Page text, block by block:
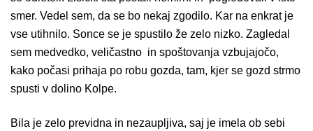
smer. Vedel sem, da se bo nekaj zgodilo. Kar na enkrat je
vse utihnilo. Sonce se je spustilo že zelo nizko. Zagledal
sem medvedko, veličastno in spoštovanja vzbujajočo,
kako počasi prihaja po robu gozda, tam, kjer se gozd strmo
spusti v dolino Kolpe.
Bila je zelo previdna in nezaupljiva, saj je imela ob sebi